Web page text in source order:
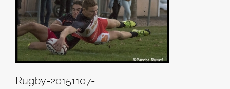
Rugby-20151107-